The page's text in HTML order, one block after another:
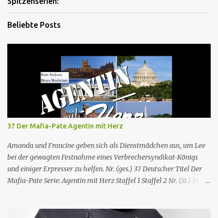
Beliebte Posts
37 Der Mafia-Pate Agentin mit Herz
Amanda und Francine geben sich als Dienstmädchen aus, um Lee
bei der gewagten Festnahme eines Verbrechersyndikat-Königs
und einiger Erpresser zu helfen. Nr. (ges.) 37 Deutscher Titel Der
Mafia-Pate Serie: Agentin mit Herz Staffel 1 Staffel 2 Nr. (St.) 16
Mackenzie Buch Stephen Hattman Serieninfos: In dem Pilot der